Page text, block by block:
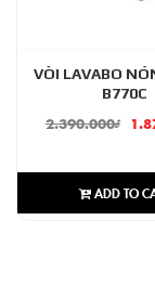
VÒI LAVABO
B770C
2.390.000₫
ADD TO